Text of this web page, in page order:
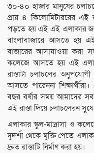
৩০-৪০ হাজার মানুষের
প্রায় ৪ কিলোমিটাররের এই
পড়তে হয় এই এই এলাকার
বাংলাবাজারে আসতে হয় এই
বাজারের আসাযাওয়া করা
কলেজে আসতে হয় এই এলাকার
রাস্তাটা চলাচলের
আসতে পারেননা
বছর বর্ষার সময় আমাদের সব
এই রাস্তা দিয়ে চলাচলেরন
এলাকার স্কুল-মাদ্রাসা ও
দুদর্শা থেকে মুক্তি পেতে
দ্রুত রাস্তাটি নির্মাণ করা হয়।